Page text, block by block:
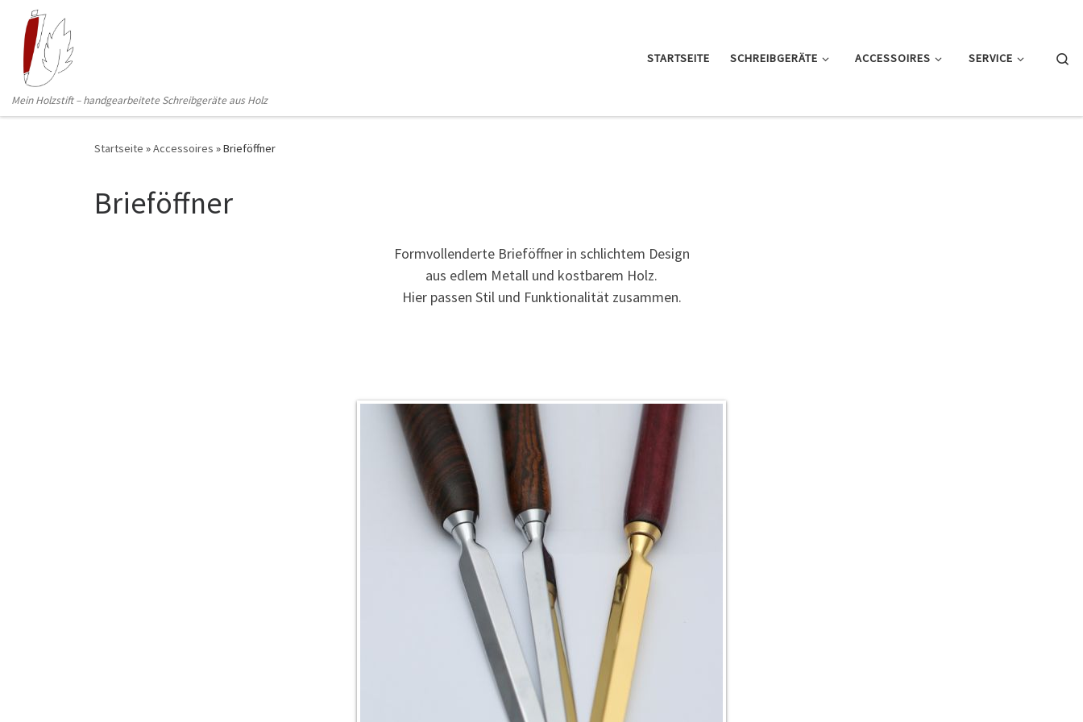
Zum Inhalt springen
Mein Holzstift – handgearbeitete Schreibgeräte aus Holz
STARTSEITE SCHREIBGERÄTE ACCESSOIRES SERVICE
Startseite »Accessoires »Brieföffner
Brieföffner
Formvollenderte Brieföffner in schlichtem Design
aus edlem Metall und kostbarem Holz.
Hier passen Stil und Funktionalität zusammen.